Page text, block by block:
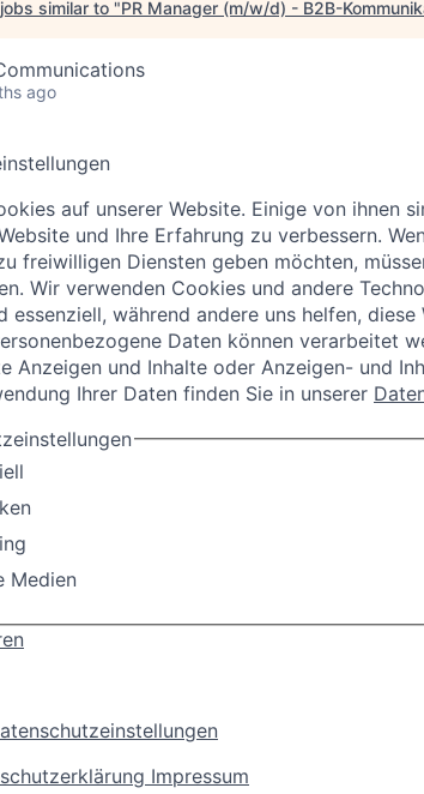
similar to "PR Manager (m/w/d) - B2B-
ago
auf unserer Website. Einige von ihnen
und Ihre Erfahrung zu verbessern.
freiwilligen Diensten geben möchten,
Wir verwenden Cookies und andere
essenziell, während andere uns helfen,
Daten können verarbeitet
Anzeigen und Inhalte oder Anzeigen- und
Ihrer Daten finden Sie in unserer
Medien
Impressum